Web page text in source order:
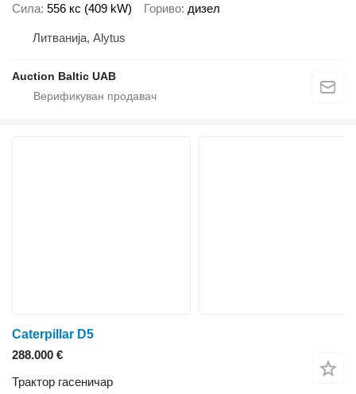
Сила 556 кс (409 kW) Гориво дизел
Литванија, Alytus
Auction Baltic UAB
Caterpillar D5
288.000 €
Трактор гасеничар